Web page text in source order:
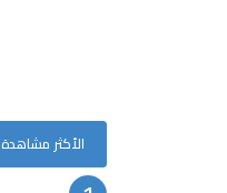
الأكثر مشاهدة